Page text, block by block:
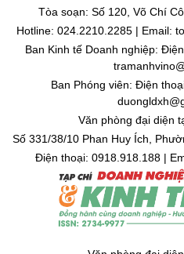
Tòa soạn: Số 120, Võ Chí
Hotline: 024.2210.2285 | Email:
Ban Kinh tế Doanh nghiệp:
Ban Phóng viên: Điện
Văn phòng đại diện
Số 331/38/10 Phan Huy Ích,
Điện thoại: 0918.918.188 |